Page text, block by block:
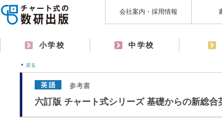
会社案内・採用情報
小学校 中学校
戻る
参考書
六訂版 チャート式シリーズ 基礎からの新総合